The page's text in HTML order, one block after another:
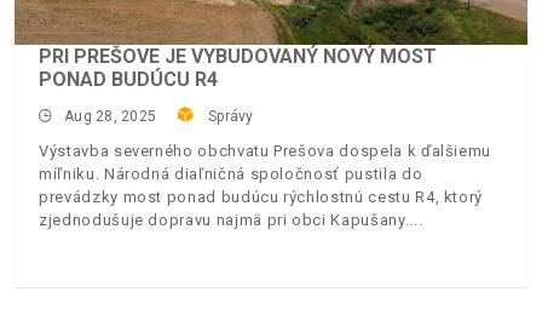
PRI PREŠOVE JE VYBUDOVANÝ NOVÝ MOST
PONAD BUDÚCU R4
Aug 28, 2025 Správy
Výstavba severného obchvatu Prešova dospela k ďalšiemu
míľniku. Národná diaľničná spoločnosť pustila do
prevádzky most ponad budúcu rýchlostnú cestu R4, ktorý
zjednodušuje dopravu najmä pri obci Kapušany.